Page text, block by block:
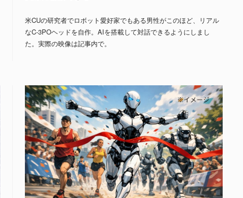
米CUの研究者でロボット愛好家でもある男性がこのほど、リアル
なC-3POヘッドを自作。AIを搭載して対話できるようにしまし
た。実際の映像は記事内で。